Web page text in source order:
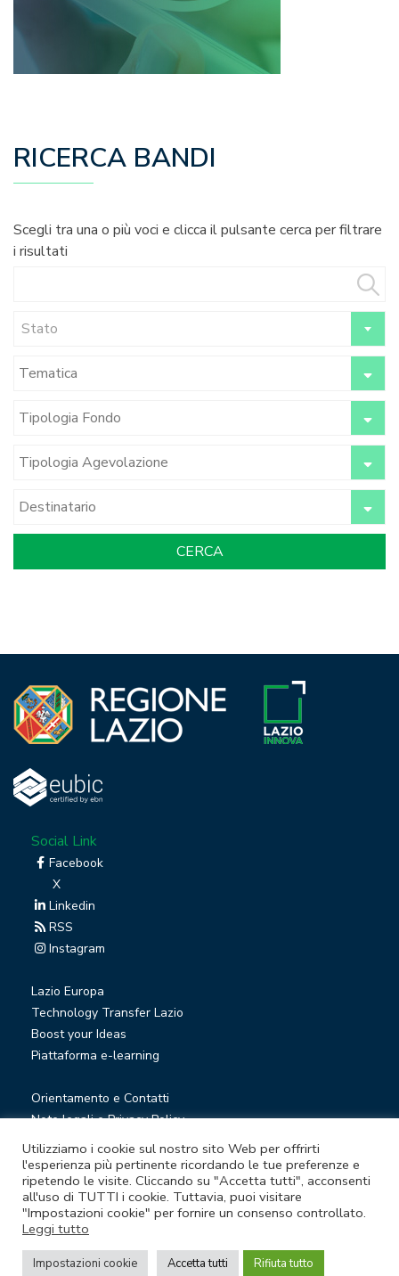
RICERCA BANDI
Scegli tra una o più voci e clicca il pulsante cerca per filtrare
i risultati
Stato
Social Link
Facebook
X
Linkedin
RSS
Instagram
Lazio Europa
Technology Transfer Lazio
Boost your Ideas
Piattaforma e-learning
Orientamento e Contatti
Note legali e Privacy Policy
Privacy Newsletter
Società trasparente
Whistleblowing
© Lazio Innova S.p.A. società soggetta a direzione e
coordinamento della Regione Lazio
Utilizziamo i cookie sul nostro sito Web per offrirti
l'esperienza più pertinente ricordando le tue preferenze e
ripetendo le visite. Cliccando su "Accetta tutti", acconsenti
all'uso di TUTTI i cookie. Tuttavia, puoi visitare
"Impostazioni cookie" per fornire un consenso controllato.
Leggi tutto
Impostazioni cookie Accetta tutti Rifiuta tutto